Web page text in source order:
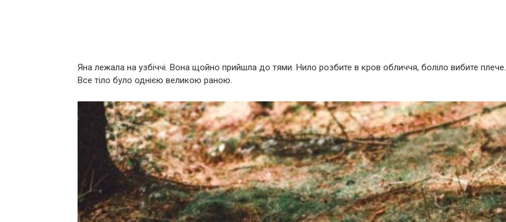
Яна лежала на узбіччі. Вона щойно прийшла до тями. Нило розбите в кров обличчя, боліло вибите плече.
Все тіло було однією великою раною.